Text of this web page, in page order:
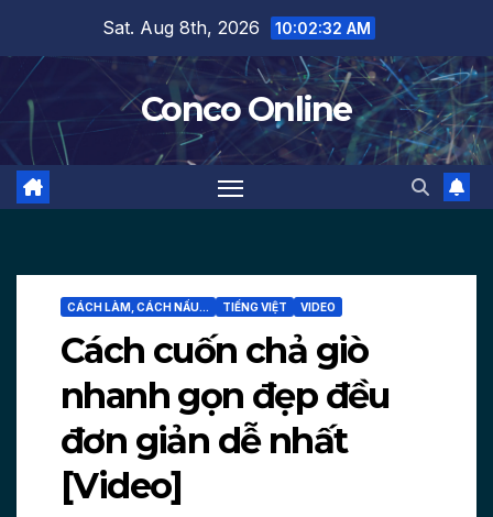
content
Sat. Aug 8th, 2026 10:02:33 AM
Conco Online
CÁCH LÀM, CÁCH NẤU... TIẾNG VIỆT VIDEO
Cách cuốn chả giò
nhanh gọn đẹp đều
đơn giản dễ nhất
[Video]